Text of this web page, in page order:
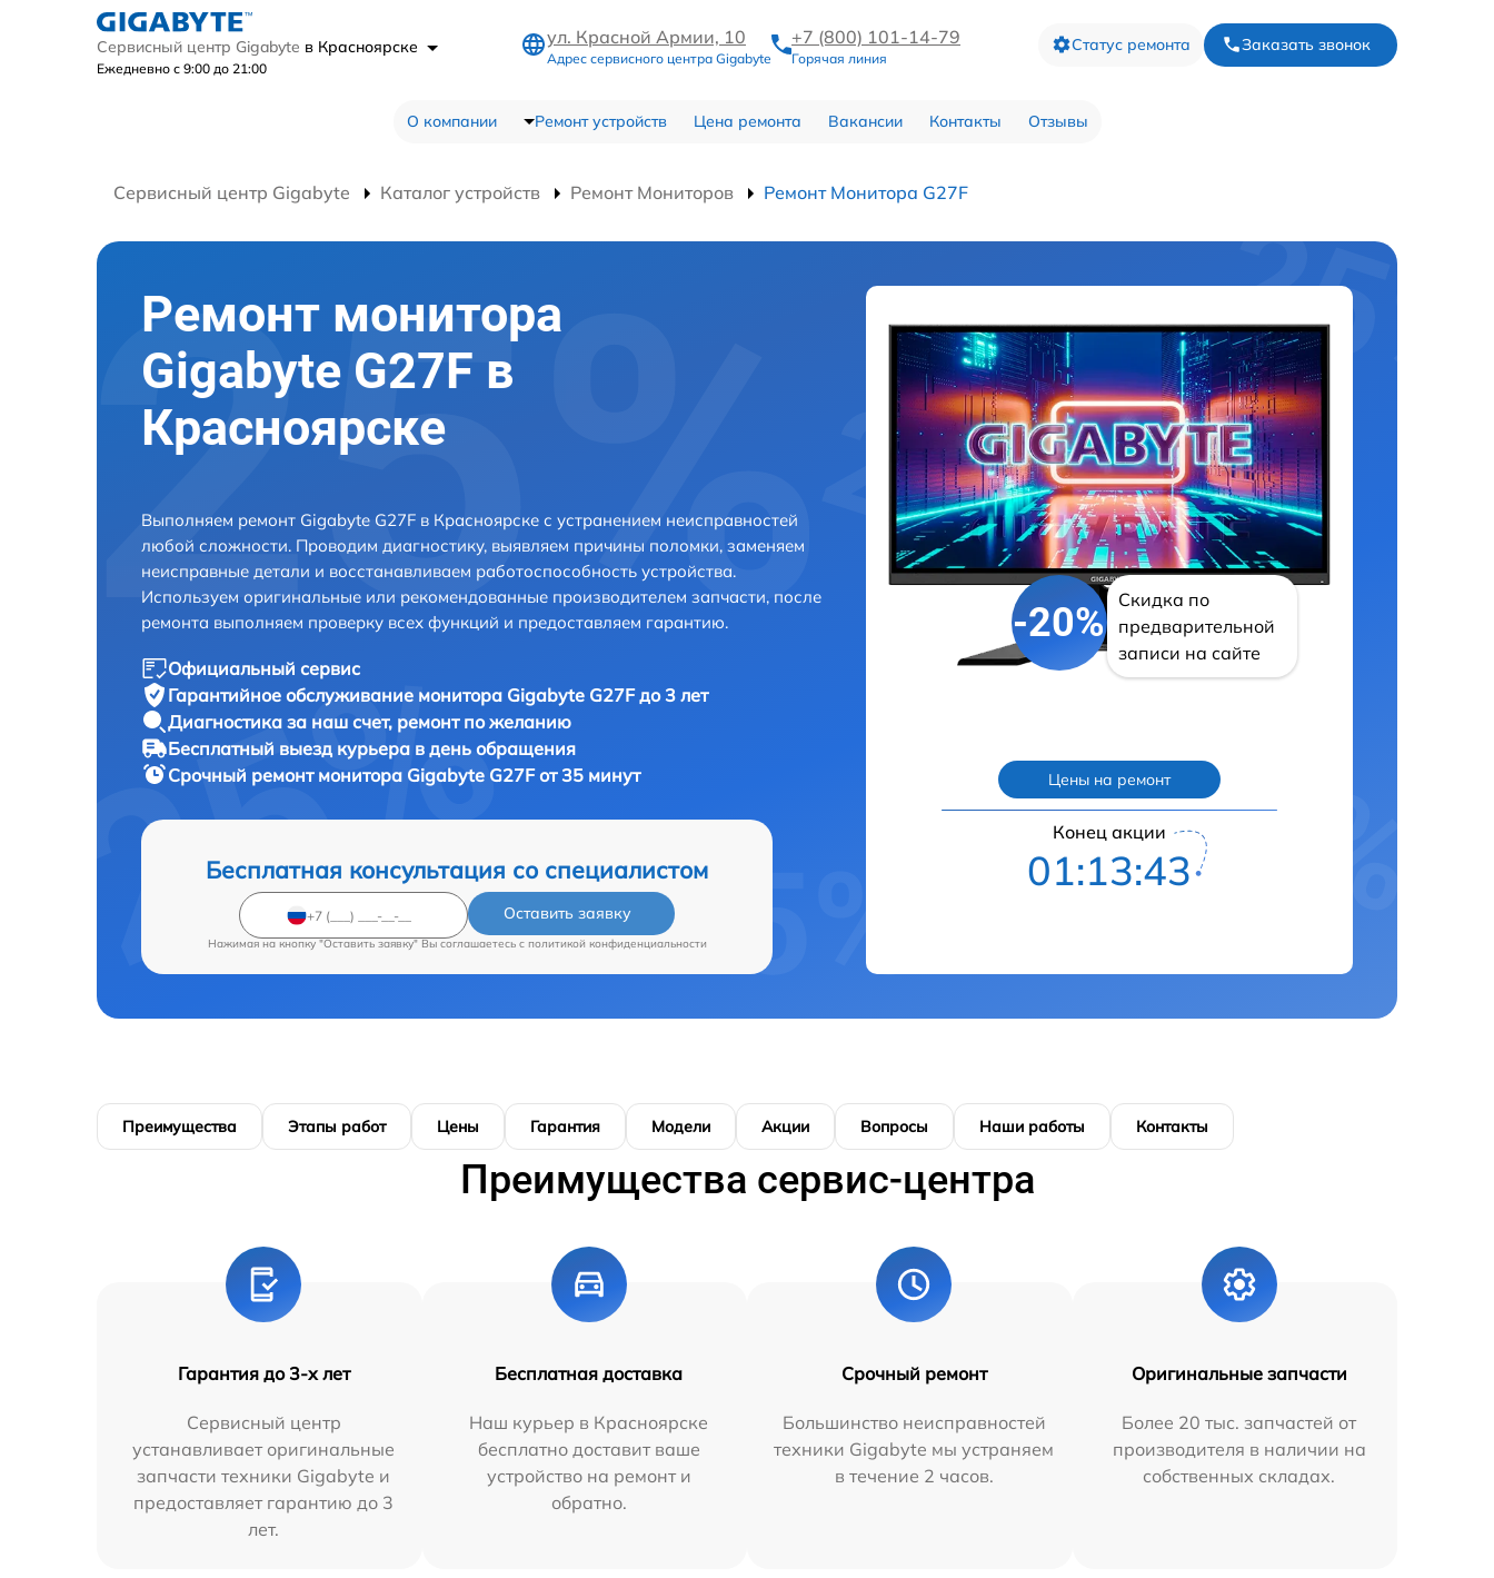
Сервисный центр Gigabyte в Красноярске
Ежедневно с 9:00 до 21:00
ул. Красной Армии, 10
Адрес сервисного центра Gigabyte
+7 (800) 101-14-79
Горячая линия
Статус ремонта Заказать звонок
О компании Ремонт устройств Цена ремонта Вакансии Контакты Отзывы
Сервисный центр Gigabyte Каталог устройств Ремонт Мониторов Ремонт Монитора G27F
Ремонт монитора
Gigabyte G27F в
Красноярске
Выполняем ремонт Gigabyte G27F в Красноярске с устранением неисправностей
любой сложности. Проводим диагностику, выявляем причины поломки, заменяем
неисправные детали и восстанавливаем работоспособность устройства.
Используем оригинальные или рекомендованные производителем запчасти, после
ремонта выполняем проверку всех функций и предоставляем гарантию.
Официальный сервис
Гарантийное обслуживание монитора Gigabyte G27F до 3 лет
Диагностика за наш счет, ремонт по желанию
Бесплатный выезд курьера в день обращения
Срочный ремонт монитора Gigabyte G27F от 35 минут
Бесплатная консультация со специалистом
Оставить заявку
Нажимая на кнопку "Оставить заявку" Вы соглашаетесь c политикой конфиденциальности
-20%
Скидка по
предварительной
записи на сайте
Цены на ремонт
Конец акции
01:13:42
Преимущества Этапы работ Цены Гарантия Модели Акции Вопросы Наши работы Контакты
Преимущества сервис-центра
Гарантия до 3-х лет
Сервисный центр
устанавливает оригинальные
запчасти техники Gigabyte и
предоставляет гарантию до 3
лет.
Бесплатная доставка
Наш курьер в Красноярске
бесплатно доставит ваше
устройство на ремонт и
обратно.
Срочный ремонт
Большинство неисправностей
техники Gigabyte мы устраняем
в течение 2 часов.
Оригинальные запчасти
Более 20 тыс. запчастей от
производителя в наличии на
собственных складах.